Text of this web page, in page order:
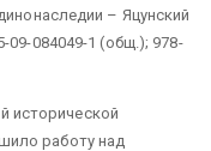
– Яцунский
09-084049-1 (общ.); 978-
исторической
работу над